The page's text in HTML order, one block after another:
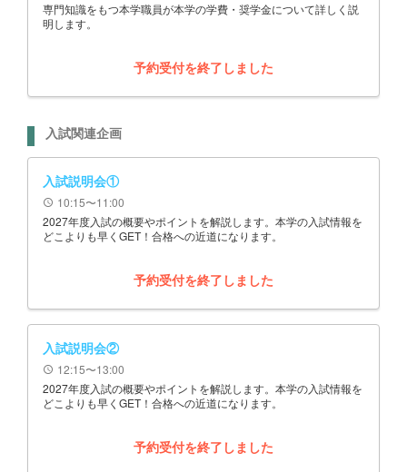
専門知識をもつ本学職員が本学の学費・奨学金について詳しく説
明します。
予約受付を終了しました
入試関連企画
入試説明会①
schedule 10:15〜11:00
2027年度入試の概要やポイントを解説します。本学の入試情報を
どこよりも早くGET！合格への近道になります。
予約受付を終了しました
入試説明会②
schedule 12:15〜13:00
2027年度入試の概要やポイントを解説します。本学の入試情報を
どこよりも早くGET！合格への近道になります。
予約受付を終了しました